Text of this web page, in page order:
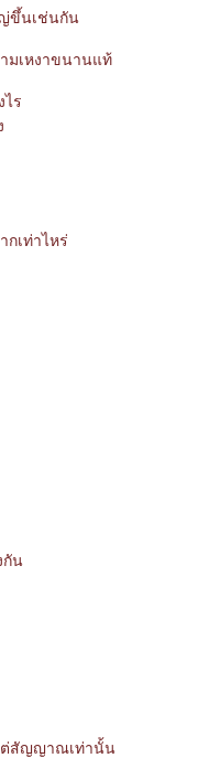
ญ่ขึ้นเช่นกัน
มเหงาขนานแท้
ไร
กเท่าไหร่
กัน
ต่สัญญาณเท่านั้น